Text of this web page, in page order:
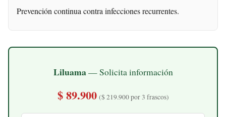
Prevención continua contra infecciones recurrentes.
Liluama— Solicita información
$ 89.900 ($ 219.900 por 3 frascos)